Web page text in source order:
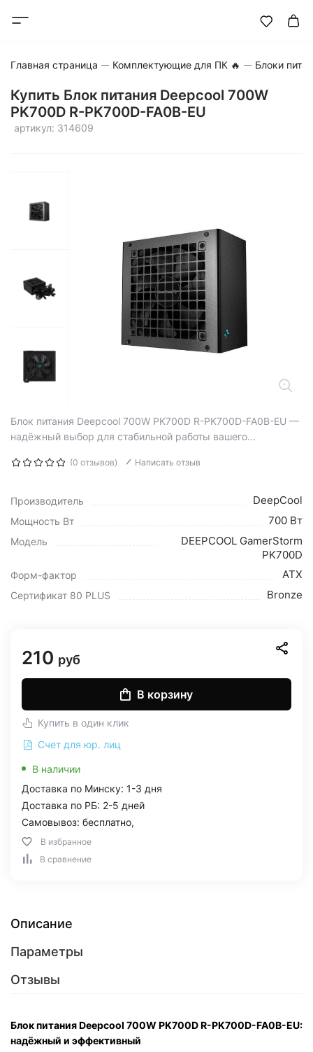
Главная страница Комплектующие для ПК 🔥 Блоки
Купить Блок питания Deepcool 700W
PK700D R-PK700D-FA0B-EU
артикул: 314609
Блок питания Deepcool 700W PK700D R-PK700D-FA0B-EU —
надёжный выбор для стабильной работы вашего...
(0 отзывов) Написать отзыв
Производитель DeepCool
Мощность Вт 700 Вт
Модель
DEEPCOOL GamerStorm
PK700D
Форм-фактор ATX
Сертификат 80 PLUS Bronze
210 руб
В корзину
Купить в один клик
Счет для юр. лиц
В наличии
Доставка по Минску: 1-3 дня
Доставка по РБ: 2-5 дней
Самовывоз: бесплатно,
В избранное
В сравнение
Описание
Параметры
Отзывы
Блок питания Deepcool 700W PK700D R-PK700D-FA0B-EU:
надёжный и эффективный